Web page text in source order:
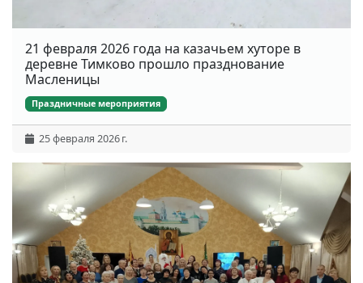
21 февраля 2026 года на казачьем хуторе в
деревне Тимково прошло празднование
Масленицы
Праздничные мероприятия
25 февраля 2026 г.